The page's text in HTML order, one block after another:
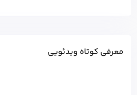
معرفی کوتاه ویدئویی